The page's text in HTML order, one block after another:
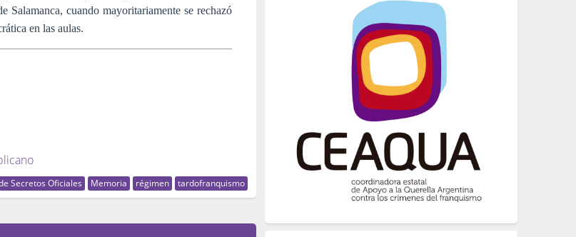
cuando mayoritariamente se rechazó
en las aulas.
Secretos Oficiales Memoria régimen tardofranquismo
Crímenes del franquismo
(721)
(699)
(607)
neofranquismo
(567)
Justicia Universal
Derechos Humanos
(522)
Nacionalcatolicismo
(514)